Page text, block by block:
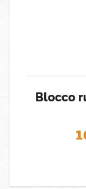
Blocco